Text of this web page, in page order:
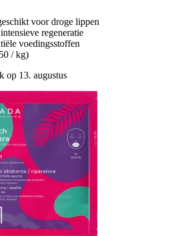
voor droge lippen
regeneratie
voedingsstoffen
/ kg)
op 13. augustus